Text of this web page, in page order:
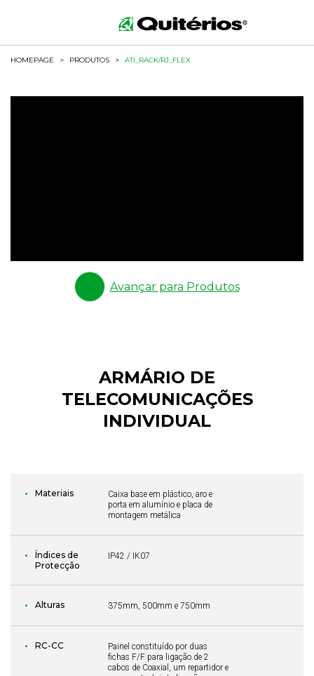
HOMEPAGE > PRODUTOS > ATI_RACK/RJ_FLEX
Avançar para Produtos
ARMÁRIO DE
TELECOMUNICAÇÕES
INDIVIDUAL
Materiais
Caixa base em plástico, aro e
porta em alumínio e placa de
montagem metálica
Índices de
Protecção
IP42 / IK07
Alturas 375mm, 500mm e 750mm
RC-CC
Painel constituído por duas
fichas F/F para ligação de 2
cabos de Coaxial, um repartidor e